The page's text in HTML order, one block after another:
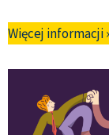
Więcej informacji